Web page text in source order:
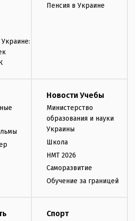
Пенсия в Украине
Новости Учебы
Министерство
образования и науки
Украины
Школа
НМТ 2026
Саморазвитие
Обучение за границей
Спорт